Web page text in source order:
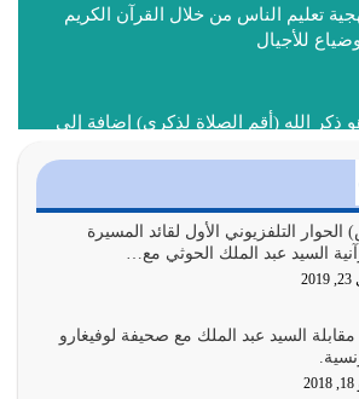
تعليم الناس من خلال القرآن الكريم
للأجيال
ذكر الله (أقم الصلاة لذكري) إضافة إلى
الأمة الابتعاد عن كتاب الله والتعدي
للدين
هو الإعراض عن ذكر الله وعن هدى الله
الكريم
التلفزيوني الأول لقائد المسيرة
السيد عبد الملك الحوثي مع…
السيد عبد الملك مع صحيفة لوفيغارو